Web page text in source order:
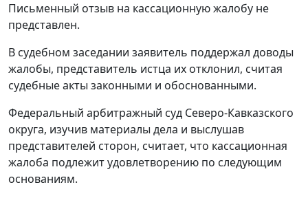
Письменный отзыв на кассационную жалобу не
представлен.
В судебном заседании заявитель поддержал доводы
жалобы, представитель истца их отклонил, считая
судебные акты законными и обоснованными.
Федеральный арбитражный суд Северо-Кавказского
округа, изучив материалы дела и выслушав
представителей сторон, считает, что кассационная
жалоба подлежит удовлетворению по следующим
основаниям.